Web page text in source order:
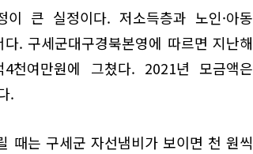
큰 실정이다. 저소득층과 노인·아동
. 구세군대구경북본영에 따르면 지난해
여만원에 그쳤다. 2021년 모금액은
.
때는 구세군 자선냄비가 보이면 천 원씩